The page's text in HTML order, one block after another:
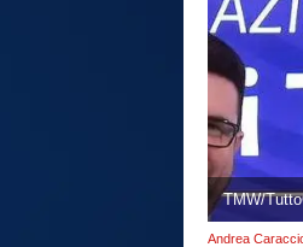
TMW/
Andrea